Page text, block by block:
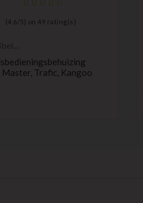
(4,6 / 5) on 49 rating(s)
Master, Trafic, Kangoo